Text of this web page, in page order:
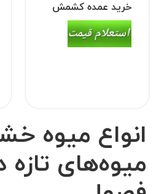
خرید عمده کشمش
مویز (سیاه/قرمز)
انواع میوه
میوه‌های تازه